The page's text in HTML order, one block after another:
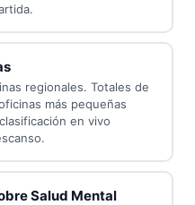
regionales. Totales de
más pequeñas
en vivo
Salud Mental